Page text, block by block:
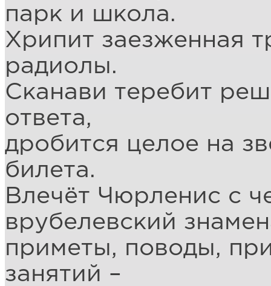
парк и школа.
Хрипит заезженная
радиолы.
Сканави теребит
ответа,
дробится целое на
билета.
Влечёт Чюрленис с
врубелевский
приметы, поводы,
занятий –